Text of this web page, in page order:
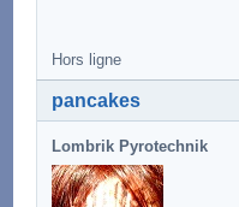
Hors ligne
pancakes
Lombrik Pyrotechnik